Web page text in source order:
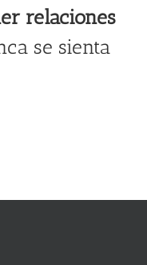
relaciones
se sienta